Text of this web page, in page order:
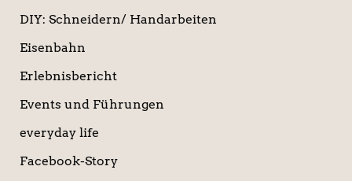
DIY: Schneidern/ Handarbeiten
Eisenbahn
Erlebnisbericht
Events und Führungen
everyday life
Facebook-Story